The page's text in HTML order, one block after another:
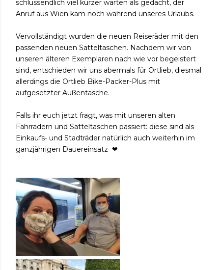
schlussendlich viel kürzer warten als gedacht, der
Anruf aus Wien kam noch während unseres Urlaubs.
Vervollständigt wurden die neuen Reiseräder mit den
passenden neuen Satteltaschen. Nachdem wir von
unseren älteren Exemplaren nach wie vor begeistert
sind, entschieden wir uns abermals für Ortlieb, diesmal
allerdings die Ortlieb Bike-Packer-Plus mit
aufgesetzter Außentasche.
Falls ihr euch jetzt fragt, was mit unseren alten
Fahrrädern und Satteltaschen passiert: diese sind als
Einkaufs- und Stadträder natürlich auch weiterhin im
ganzjährigen Dauereinsatz ❤